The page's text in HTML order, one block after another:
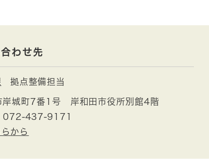
わせ先
拠点整備担当
岸城町7番1号 岸和田市役所別館4階
072-437-9171
から